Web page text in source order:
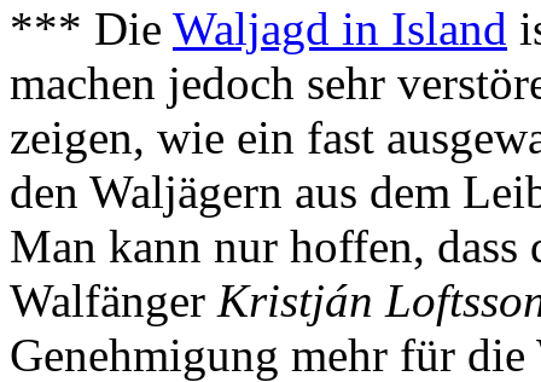
*** Die Waljagd in Island
machen jedoch sehr
zeigen, wie ein fast
den Waljägern aus dem
Man kann nur hoffen, dass
Walfänger Kristján
Genehmigung mehr für